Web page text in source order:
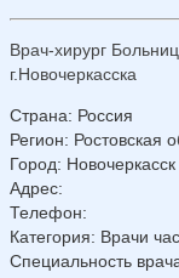
Врач-хирург
г.Новочеркасска
Страна: Россия
Регион: Ростовская
Город: Новочеркасск
Адрес:
Телефон:
Категория: Врачи
Специальность